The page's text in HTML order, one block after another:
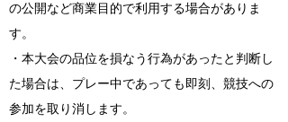
の公開など商業目的で利用する場合がありま
す。
・本大会の品位を損なう行為があったと判断し
た場合は、プレー中であっても即刻、競技への
参加を取り消します。